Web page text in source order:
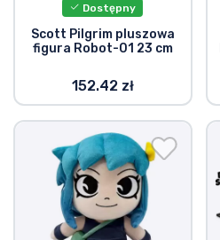
Dostępny
Scott Pilgrim pluszowa
figura Robot-01 23 cm
152.42 zł
Rzeczy z anime
Rzeczy sportowe
Rzeczy muzyczne
Typy produktów